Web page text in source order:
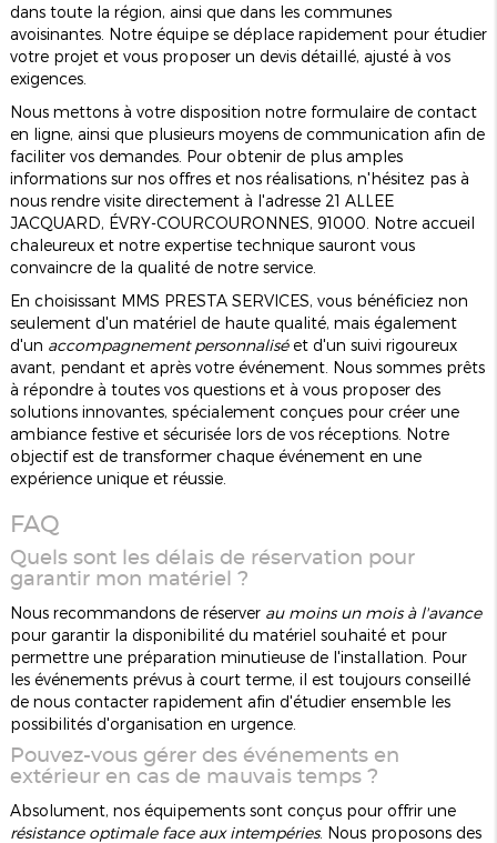
dans toute la région, ainsi que dans les communes
avoisinantes. Notre équipe se déplace rapidement pour étudier
votre projet et vous proposer un devis détaillé, ajusté à vos
exigences.
Nous mettons à votre disposition notre formulaire de contact
en ligne, ainsi que plusieurs moyens de communication afin de
faciliter vos demandes. Pour obtenir de plus amples
informations sur nos offres et nos réalisations, n'hésitez pas à
nous rendre visite directement à l'adresse 21 ALLEE
JACQUARD, ÉVRY-COURCOURONNES, 91000. Notre accueil
chaleureux et notre expertise technique sauront vous
convaincre de la qualité de notre service.
En choisissant MMS PRESTA SERVICES, vous bénéficiez non
seulement d'un matériel de haute qualité, mais également
d'un accompagnement personnaliséet d'un suivi rigoureux
avant, pendant et après votre événement. Nous sommes prêts
à répondre à toutes vos questions et à vous proposer des
solutions innovantes, spécialement conçues pour créer une
ambiance festive et sécurisée lors de vos réceptions. Notre
objectif est de transformer chaque événement en une
expérience unique et réussie.
FAQ
Quels sont les délais de réservation pour
garantir mon matériel ?
Nous recommandons de réserver au moins un mois à l'avance
pour garantir la disponibilité du matériel souhaité et pour
permettre une préparation minutieuse de l'installation. Pour
les événements prévus à court terme, il est toujours conseillé
de nous contacter rapidement afin d'étudier ensemble les
possibilités d'organisation en urgence.
Pouvez-vous gérer des événements en
extérieur en cas de mauvais temps ?
Absolument, nos équipements sont conçus pour offrir une
résistance optimale face aux intempéries. Nous proposons des